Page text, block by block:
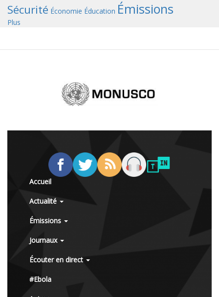
Sécurité Économie Éducation Émissions
Plus
Accueil
Actualité
Émissions
Journaux
Écouter en direct
#Ebola